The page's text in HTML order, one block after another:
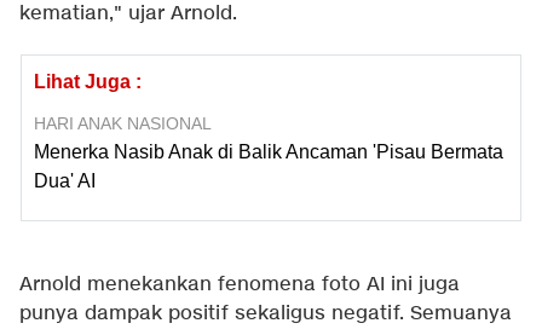
kematian," ujar Arnold.
Lihat Juga :
HARI ANAK NASIONAL
Menerka Nasib Anak di Balik Ancaman 'Pisau Bermata
Dua' AI
Arnold menekankan fenomena foto AI ini juga
punya dampak positif sekaligus negatif. Semuanya